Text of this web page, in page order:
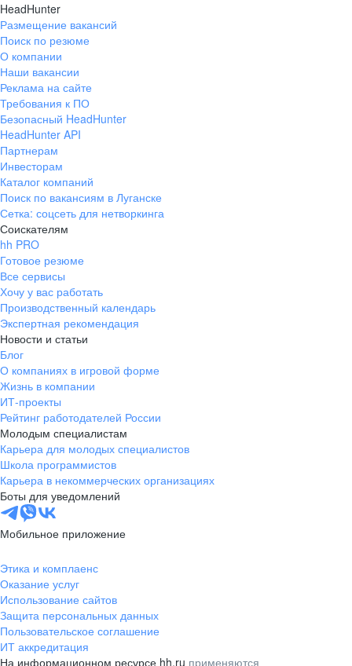
HeadHunter
Размещение вакансий
Поиск по резюме
О компании
Наши вакансии
Реклама на сайте
Требования к ПО
Безопасный HeadHunter
HeadHunter API
Партнерам
Инвесторам
Каталог компаний
Поиск по вакансиям в Луганске
Сетка: соцсеть для нетворкинга
Соискателям
hh PRO
Готовое резюме
Все сервисы
Хочу у вас работать
Производственный календарь
Экспертная рекомендация
Новости и статьи
Блог
О компаниях в игровой форме
Жизнь в компании
ИТ-проекты
Рейтинг работодателей России
Молодым специалистам
Карьера для молодых специалистов
Школа программистов
Карьера в некоммерческих организациях
Боты для уведомлений
Мобильное приложение
Этика и комплаенс
Оказание услуг
Использование сайтов
Защита персональных данных
Пользовательское соглашение
ИТ аккредитация
На информационном ресурсе hh.ru применяются